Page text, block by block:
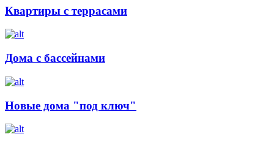
Квартиры с террасами
Дома с бассейнами
Новые дома "под ключ"